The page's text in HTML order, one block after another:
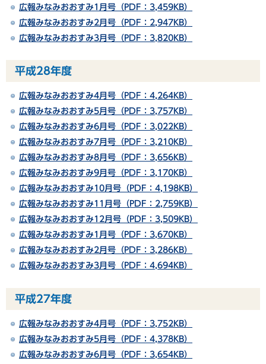
広報みなみおおすみ1月号（PDF：3,459KB）
広報みなみおおすみ2月号（PDF：2,947KB）
広報みなみおおすみ3月号（PDF：3,820KB）
平成28年度
広報みなみおおすみ4月号（PDF：4,264KB）
広報みなみおおすみ5月号（PDF：3,757KB）
広報みなみおおすみ6月号（PDF：3,022KB）
広報みなみおおすみ7月号（PDF：3,210KB）
広報みなみおおすみ8月号（PDF：3,656KB）
広報みなみおおすみ9月号（PDF：3,170KB）
広報みなみおおすみ10月号（PDF：4,198KB）
広報みなみおおすみ11月号（PDF：2,759KB）
広報みなみおおすみ12月号（PDF：3,509KB）
広報みなみおおすみ1月号（PDF：3,670KB）
広報みなみおおすみ2月号（PDF：3,286KB）
広報みなみおおすみ3月号（PDF：4,694KB）
平成27年度
広報みなみおおすみ4月号（PDF：3,752KB）
広報みなみおおすみ5月号（PDF：4,378KB）
広報みなみおおすみ6月号（PDF：3,654KB）